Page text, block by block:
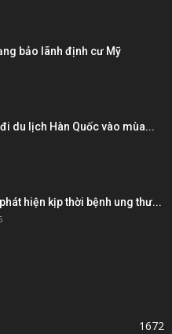
bảo lãnh định cư Mỹ
du lịch Hàn Quốc vào mùa...
hiện kịp thời bệnh ung thư...
1672